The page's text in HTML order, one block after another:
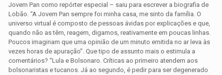
Jovem Pan como repórter especial – saiu para escrever a biografia de
Lobão. “A Jovem Pan sempre foi minha casa, me sinto da família. O
universo virtual é composto de pessoas ávidas por explicações e que,
quando não as têm, reagem, digamos, reativamente em poucas linhas.
Poucos imaginam que uma opinião de um minuto emitida no ar leva às
vezes horas de apuração”. Que tipo de assunto mais o estimula a
comentários? “Lula e Bolsonaro. Críticas ao primeiro atendem aos
bolsonaristas e tucanos. Já ao segundo, é pedir para ser degenerado